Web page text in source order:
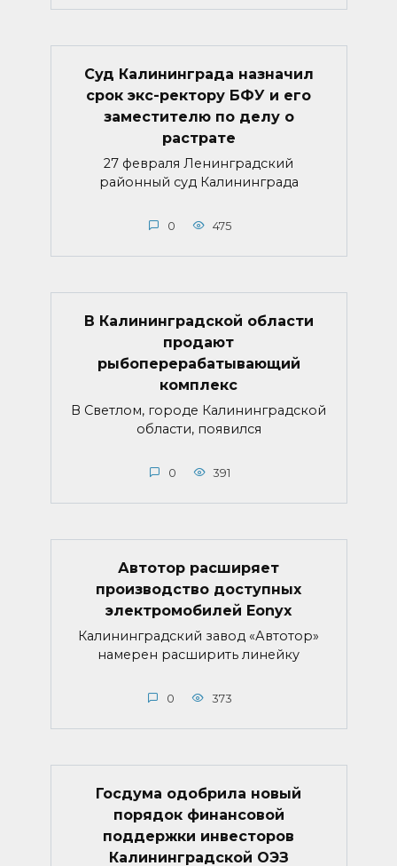
Суд Калининграда назначил
срок экс-ректору БФУ и его
заместителю по делу о
растрате
27 февраля Ленинградский
районный суд Калининграда
0 475
В Калининградской области
продают
рыбоперерабатывающий
комплекс
В Светлом, городе Калининградской
области, появился
0 391
Автотор расширяет
производство доступных
электромобилей Eonyx
Калининградский завод «Автотор»
намерен расширить линейку
0 373
Госдума одобрила новый
порядок финансовой
поддержки инвесторов
Калининградской ОЭЗ